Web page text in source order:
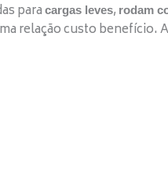
para cargas leves, rodam
relação custo benefício.